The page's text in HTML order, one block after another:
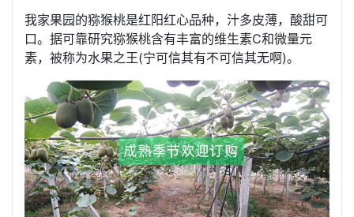
我家果园的猕猴桃是红阳红心品种，汁多皮薄，酸甜可
口。据可靠研究猕猴桃含有丰富的维生素C和微量元
素，被称为水果之王(宁可信其有不可信其无啊)。